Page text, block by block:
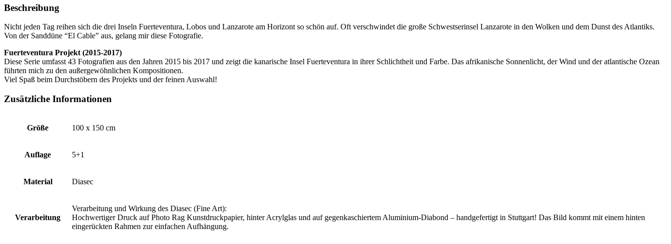
150
Menge
Beschreibung
Nicht jeden Tag reihen sich die drei Inseln Fuerteventura, Lobos und Lanzarote am Horizont so schön auf. Oft verschwindet die große Schwestserinsel Lanzarote in den Wolken und dem Dunst des Atlantiks.
Von der Sanddüne “El Cable” aus, gelang mir diese Fotografie.
Fuerteventura Projekt (2015-2017)
Diese Serie umfasst 43 Fotografien aus den Jahren 2015 bis 2017 und zeigt die kanarische Insel Fuerteventura in ihrer Schlichtheit und Farbe. Das afrikanische Sonnenlicht, der Wind und der atlantische Ozean
führten mich zu den außergewöhnlichen Kompositionen.
Viel Spaß beim Durchstöbern des Projekts und der feinen Auswahl!
Zusätzliche Informationen
Größe 100 x 150 cm
Auflage 5+1
Material Diasec
Verarbeitung
Verarbeitung und Wirkung des Diasec (Fine Art):
Hochwertiger Druck auf Photo Rag Kunstdruckpapier, hinter Acrylglas und auf gegenkaschiertem Aluminium-Diabond – handgefertigt in Stuttgart! Das Bild kommt mit einem hinten
eingerückten Rahmen zur einfachen Aufhängung.